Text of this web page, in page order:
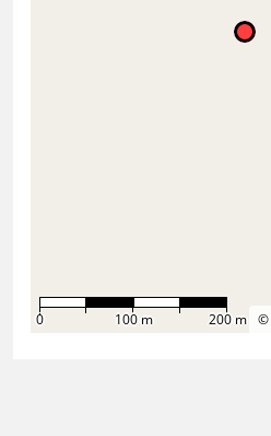
©
0 100 m 200 m